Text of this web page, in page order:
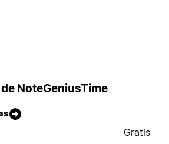
NoteGeniusTime
Gratis